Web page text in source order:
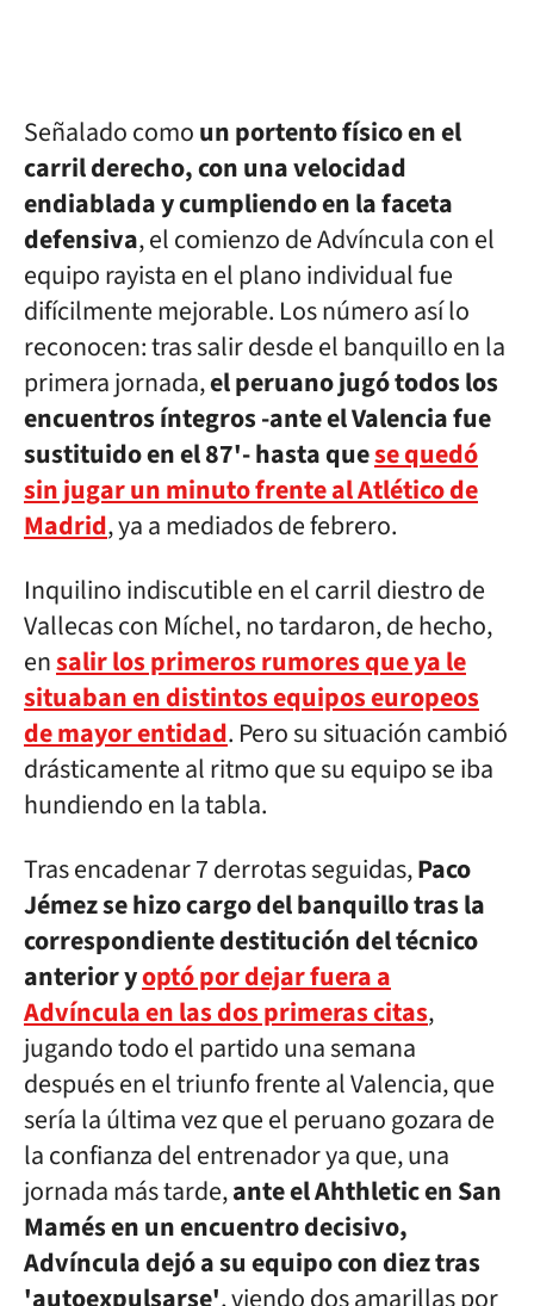
Señalado comoun portento físico en el
carril derecho, con una velocidad
endiablada y cumpliendo en la faceta
defensiva, el comienzo de Advíncula con el
equipo rayista en el plano individual fue
difícilmente mejorable. Los número así lo
reconocen: tras salir desde el banquillo en la
primera jornada,el peruano jugó todos los
encuentros íntegros -ante el Valencia fue
sustituido en el 87'- hasta quese quedó
sin jugar un minuto frente al Atlético de
Madrid, ya a mediados de febrero.
Inquilino indiscutible en el carril diestro de
Vallecas con Míchel, no tardaron, de hecho,
ensalir los primeros rumores que ya le
situaban en distintos equipos europeos
de mayor entidad. Pero su situación cambió
drásticamente al ritmo que su equipo se iba
hundiendo en la tabla.
Tras encadenar 7 derrotas seguidas,Paco
Jémez se hizo cargo del banquillo tras la
correspondiente destitución del técnico
anterior yoptó por dejar fuera a
Advíncula en las dos primeras citas,
jugando todo el partido una semana
después en el triunfo frente al Valencia, que
sería la última vez que el peruano gozara de
la confianza del entrenador ya que, una
jornada más tarde,ante el Ahthletic en San
Mamés en un encuentro decisivo,
Advíncula dejó a su equipo con diez tras